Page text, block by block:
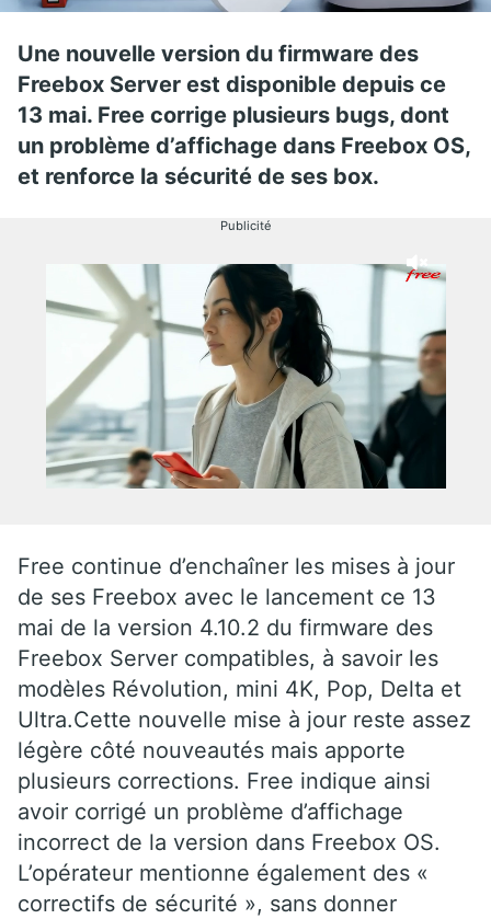
Une nouvelle version du firmware des
Freebox Server est disponible depuis ce
13 mai. Free corrige plusieurs bugs, dont
un problème d’affichage dans Freebox OS,
et renforce la sécurité de ses box.
Publicité
Free continue d’enchaîner les mises à jour
de ses Freebox avec le lancement ce 13
mai de la version 4.10.2 du firmware des
Freebox Server compatibles, à savoir les
modèles Révolution, mini 4K, Pop, Delta et
Ultra.Cette nouvelle mise à jour reste assez
légère côté nouveautés mais apporte
plusieurs corrections. Free indique ainsi
avoir corrigé un problème d’affichage
incorrect de la version dans Freebox OS.
L’opérateur mentionne également des «
correctifs de sécurité », sans donner